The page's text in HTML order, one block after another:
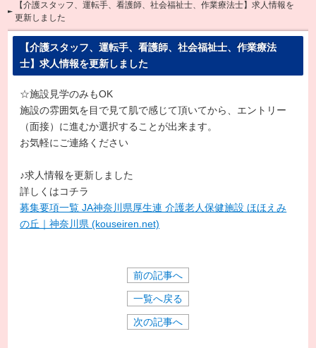
【介護スタッフ、運転手、看護師、社会福祉士、作業療法士】求人情報を
更新しました
【介護スタッフ、運転手、看護師、社会福祉士、作業療法
士】求人情報を更新しました
☆施設見学のみもOK
施設の雰囲気を目で見て肌で感じて頂いてから、エントリー
（面接）に進むか選択することが出来ます。
お気軽にご連絡ください
♪求人情報を更新しました
詳しくはコチラ
募集要項一覧 JA神奈川県厚生連 介護老人保健施設 ほほえみ
の丘｜神奈川県 (kouseiren.net)
前の記事へ
一覧へ戻る
次の記事へ